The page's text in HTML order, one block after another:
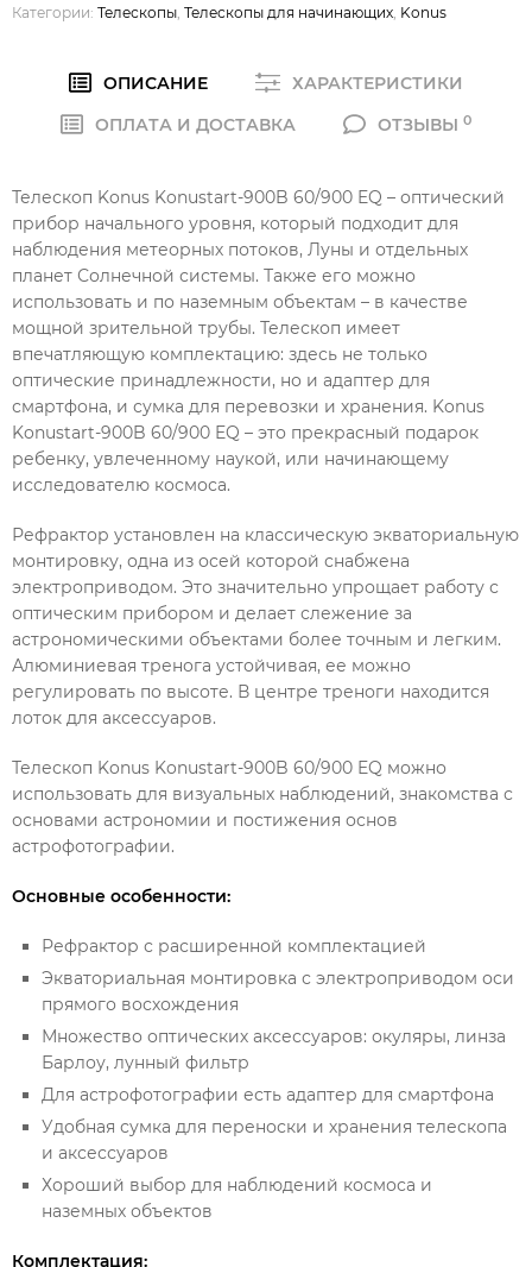
Категории: Телескопы Телескопы для начинающих Konus
ОПИСАНИЕ
ХАРАКТЕРИСТИКИ
ОПЛАТА И ДОСТАВКА
ОТЗЫВЫ 0
Телескоп Konus Konustart-900B 60/900 EQ – оптический
прибор начального уровня, который подходит для
наблюдения метеорных потоков, Луны и отдельных
планет Солнечной системы. Также его можно
использовать и по наземным объектам – в качестве
мощной зрительной трубы. Телескоп имеет
впечатляющую комплектацию: здесь не только
оптические принадлежности, но и адаптер для
смартфона, и сумка для перевозки и хранения. Konus
Konustart-900B 60/900 EQ – это прекрасный подарок
ребенку, увлеченному наукой, или начинающему
исследователю космоса.
Рефрактор установлен на классическую экваториальную
монтировку, одна из осей которой снабжена
электроприводом. Это значительно упрощает работу с
оптическим прибором и делает слежение за
астрономическими объектами более точным и легким.
Алюминиевая тренога устойчивая, ее можно
регулировать по высоте. В центре треноги находится
лоток для аксессуаров.
Телескоп Konus Konustart-900B 60/900 EQ можно
использовать для визуальных наблюдений, знакомства с
основами астрономии и постижения основ
астрофотографии.
Основные особенности:
Рефрактор с расширенной комплектацией
Экваториальная монтировка с электроприводом оси
прямого восхождения
Множество оптических аксессуаров: окуляры, линза
Барлоу, лунный фильтр
Для астрофотографии есть адаптер для смартфона
Удобная сумка для переноски и хранения телескопа
и аксессуаров
Хороший выбор для наблюдений космоса и
наземных объектов
Комплектация: